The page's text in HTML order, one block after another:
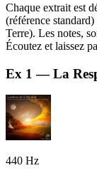
Chaque extrait est
(référence
Terre). Les notes,
Écoutez et laissez
Ex 1 —La
440 Hz